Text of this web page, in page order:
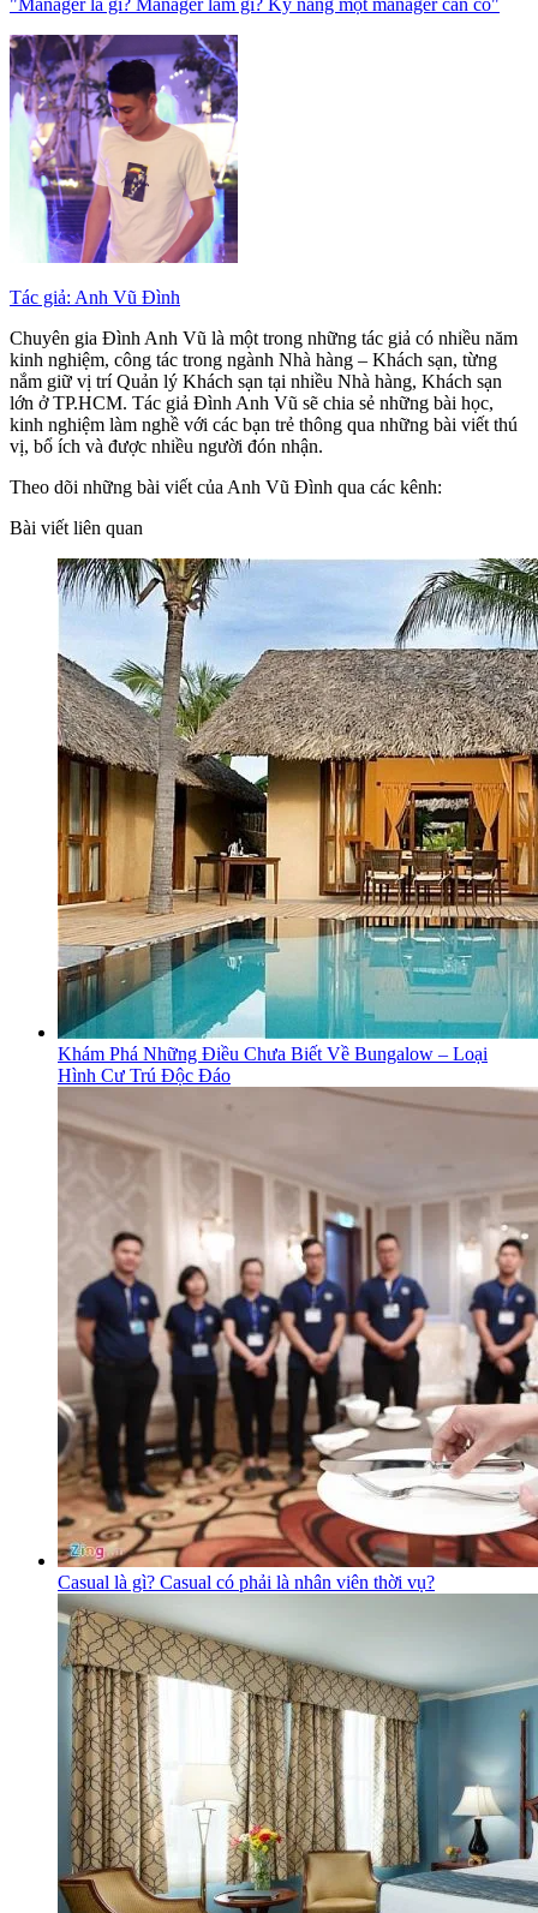
"Manager là gì? Manager làm gì? Kỹ năng một manager cần có"
Tác giả: Anh Vũ Đình
Chuyên gia Đình Anh Vũ là một trong những tác giả có nhiều năm
kinh nghiệm, công tác trong ngành Nhà hàng – Khách sạn, từng
nắm giữ vị trí Quản lý Khách sạn tại nhiều Nhà hàng, Khách sạn
lớn ở TP.HCM. Tác giả Đình Anh Vũ sẽ chia sẻ những bài học,
kinh nghiệm làm nghề với các bạn trẻ thông qua những bài viết thú
vị, bổ ích và được nhiều người đón nhận.
Theo dõi những bài viết của Anh Vũ Đình qua các kênh:
Bài viết liên quan
Khám Phá Những Điều Chưa Biết Về Bungalow – Loại
Hình Cư Trú Độc Đáo
Casual là gì? Casual có phải là nhân viên thời vụ?